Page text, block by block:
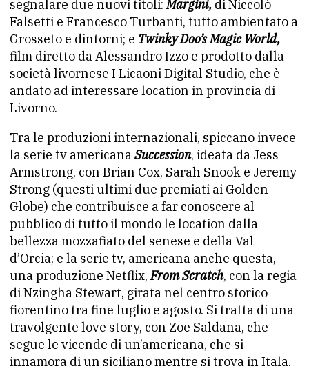
segnalare due nuovi titoli:Margini, di Niccolò
Falsetti e Francesco Turbanti, tutto ambientato a
Grosseto e dintorni; e Twinky Doo’s Magic World,
film diretto da Alessandro Izzo e prodotto dalla
società livornese I Licaoni Digital Studio, che è
andato ad interessare location in provincia di
Livorno.
Tra le produzioni internazionali, spiccano invece
la serie tv americanaSuccession, ideata da Jess
Armstrong, con Brian Cox, Sarah Snook e Jeremy
Strong (questi ultimi due premiati ai Golden
Globe) che contribuisce a far conoscere al
pubblico di tutto il mondo le location dalla
bellezza mozzafiato del senese e della Val
d’Orcia; e la serie tv, americana anche questa,
una produzione Netflix,From Scratch, con la regia
di Nzingha Stewart, girata nel centro storico
fiorentino tra fine luglio e agosto. Si tratta di una
travolgente love story, con Zoe Saldana, che
segue le vicende di un’americana, che si
innamora di un siciliano mentre si trova in Itala.